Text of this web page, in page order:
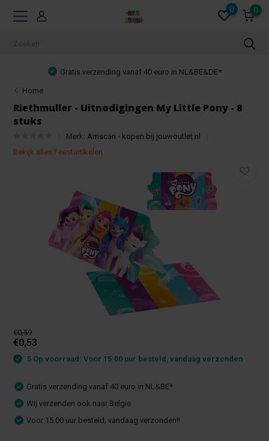
0 0
Gratis verzending vanaf 40 euro in NL&BE&DE*
Home
Riethmuller - Uitnodigingen My Little Pony - 8
stuks
Merk: Amscan - kopen bij jouwoutlet.nl
Bekijk alles Feestartikelen
€0,59
€0,53
5 Op voorraad: Voor 15:00 uur besteld, vandaag verzonden
Gratis verzending vanaf 40 euro in NL&BE*
Wij verzenden ook naar Belgie
Voor 15.00 uur besteld, vandaag verzonden!!